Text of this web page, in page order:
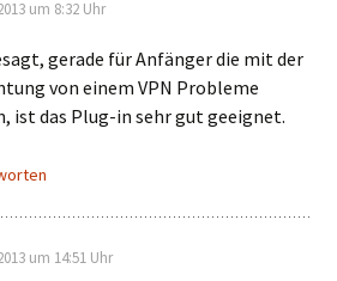
um 8:32 Uhr
gerade für Anfänger die mit der
von einem VPN Probleme
ist das Plug-in sehr gut geeignet.
um 14:51 Uhr